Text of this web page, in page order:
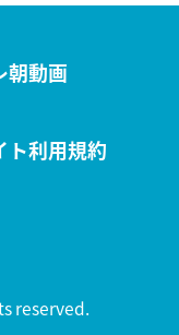
朝動画
ト利用規約
reserved.